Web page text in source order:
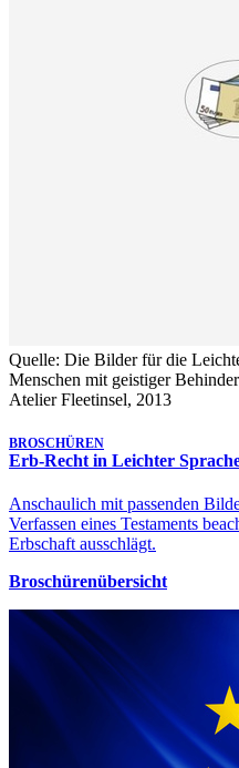
Quelle: Die Bilder für die
Menschen mit geistiger
Atelier Fleetinsel, 2013
BROSCHÜREN
Erb-Recht in Leichter
Anschaulich mit passenden
Verfassen eines Testaments
Erbschaft ausschlägt.
Broschürenübersicht